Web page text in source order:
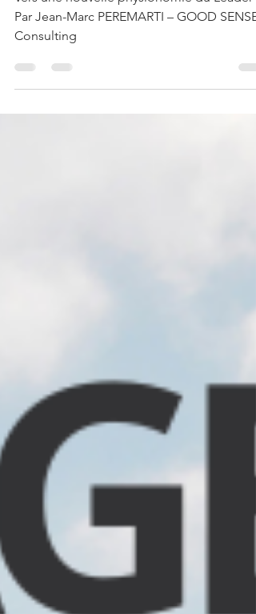
Vers une nouvelle physionomie du Leader ?
Par Jean-Marc PEREMARTI – GOOD SENSE
Consulting